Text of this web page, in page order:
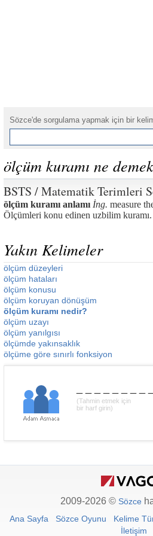
Sözce'de sorgulama yapmak için bir
ölçüm kuramı ne
BSTS / Matematik Terimleri
ölçüm kuramı anlamı İng. measure
Ölçümleri konu edinen uzbilim kuramı.
Yakın Kelimeler
ölçüm düzeyleri
ölçüm hataları
ölçüm konusu
ölçüm koruyan dönüşüm
ölçüm kuramı nedir?
ölçüm uzayı
ölçüm yanılgısı
ölçümde yakınsaklık
ölçüme göre sınırlı fonksiyon
(Tahmin etmek için
bir harf girin)
2009-2026 © Sözce
Ana Sayfa Sözce Oyunu Kelime
İletişim